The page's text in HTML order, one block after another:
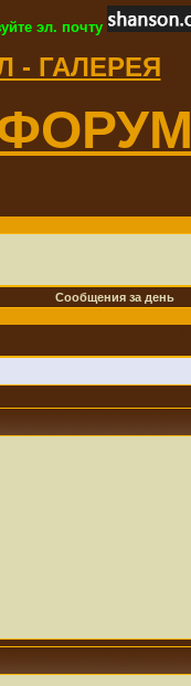
эл. почту
- ГАЛЕРЕЯ
Сообщения за день